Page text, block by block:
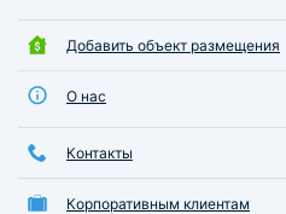
Добавить объект размещения
О нас
Контакты
Корпоративным клиентам